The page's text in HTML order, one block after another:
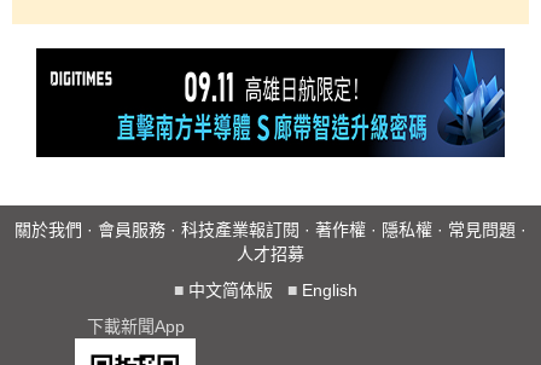
關於我們 · 會員服務 · 科技產業報訂閱 · 著作權 · 隱私權 · 常見問題 ·
人才招募
■ 中文简体版 ■ English
下載新聞App